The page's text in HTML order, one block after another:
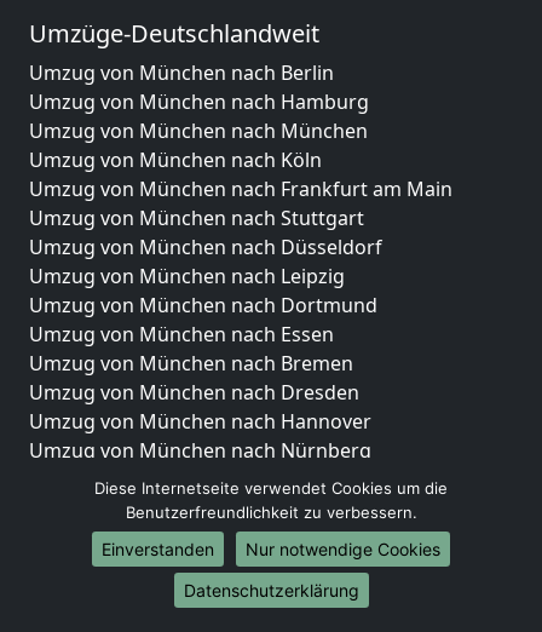
Umzüge-Deutschlandweit
Umzug von München nach Berlin
Umzug von München nach Hamburg
Umzug von München nach München
Umzug von München nach Köln
Umzug von München nach Frankfurt am Main
Umzug von München nach Stuttgart
Umzug von München nach Düsseldorf
Umzug von München nach Leipzig
Umzug von München nach Dortmund
Umzug von München nach Essen
Umzug von München nach Bremen
Umzug von München nach Dresden
Umzug von München nach Hannover
Umzug von München nach Nürnberg
Umzug von München nach Duisburg
Umzug von München nach Bochum
Umzug von München nach Wuppertal
Umzug von München nach Bielefeld
Umzug von München nach Bonn
Diese Internetseite verwendet Cookies um die
Benutzerfreundlichkeit zu verbessern.
Einverstanden
Nur notwendige Cookies
Datenschutzerklärung